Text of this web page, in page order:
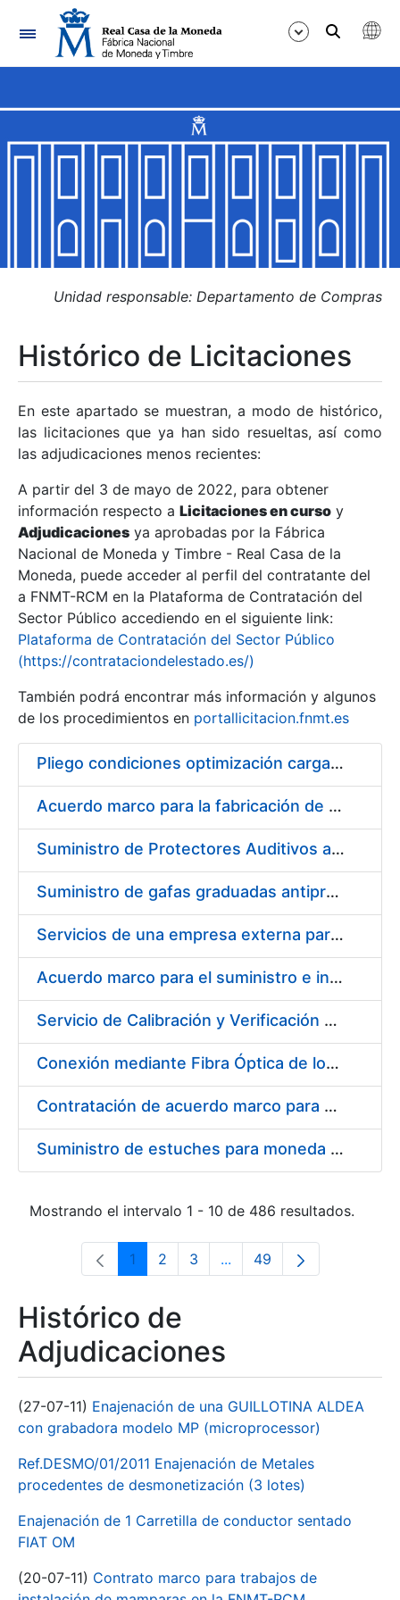
Navegación
Mostrar/Ocultar
Mostrar/Ocultar
Mostrar/Ocultar
Mostrar/Ocultar
Mostrar/Ocultar
Mostrar/Ocultar
Unidad responsable: Departamento de Compras
Histórico de Licitaciones
En este apartado se muestran, a modo de histórico,
las licitaciones que ya han sido resueltas, así como
las adjudicaciones menos recientes:
A partir del 3 de mayo de 2022, para obtener
información respecto a Licitaciones en curso y
Adjudicaciones ya aprobadas por la Fábrica
Nacional de Moneda y Timbre - Real Casa de la
Moneda, puede acceder al perfil del contratante del
a FNMT-RCM en la Plataforma de Contratación del
Sector Público accediendo en el siguiente link:
Plataforma de Contratación del Sector Público
(https://contrataciondelestado.es/)
También podrá encontrar más información y algunos
de los procedimientos en portallicitacion.fnmt.es
Pliego condiciones optimización cargas compras firmado
Acuerdo marco para la fabricación de piezas
Suministro de Protectores Auditivos a medida para las personas trabajadoras de los Centros de Trabajo de Madrid y Burgos
Suministro de gafas graduadas antiproyecciones para los trabajadores de la FNMT-RCM en los centros de trabajo de Madrid y Burgos
Servicios de una empresa externa para el asesoramiento y resolución de los recursos de alzada que se presentan relacionados con procesos de selección para la FNMT-RCM
Acuerdo marco para el suministro e instalación de persianas, estores y otros complementos
Servicio de Calibración y Verificación Externa de los Equipos de Medición del Servicio de Prevención de la FNMT-RCM
Conexión mediante Fibra Óptica de los Centros de Proceso de Datos (CPDs) de las sedes de la FNMT-RCM de Burgos y Madrid
Contratación de acuerdo marco para el Suministro de Material de Electricidad para la Fábrica Nacional de Moneda y Timbre-Real Casa de la Moneda en su centro de trabajo de Burgos
Suministro de estuches para moneda de 30 €
Mostrando el intervalo 1 - 10 de 486 resultados.
Página
1 Página
2 Página
3 ...Páginas intermedias Use
Página
49
Histórico de
Adjudicaciones
(27-07-11) Enajenación de una GUILLOTINA ALDEA
con grabadora modelo MP (microprocessor)
Ref.DESMO/01/2011 Enajenación de Metales
procedentes de desmonetización (3 lotes)
Enajenación de 1 Carretilla de conductor sentado
FIAT OM
(20-07-11) Contrato marco para trabajos de